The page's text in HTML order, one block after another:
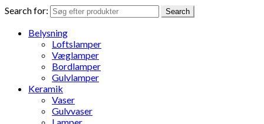
Search for: Search
Belysning
Loftslamper
Væglamper
Bordlamper
Gulvlamper
Keramik
Vaser
Gulvvaser